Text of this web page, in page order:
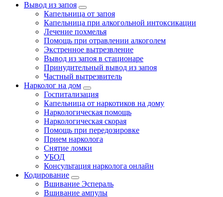
Вывод из запоя
Капельница от запоя
Капельница при алкогольной интоксикации
Лечение похмелья
Помощь при отравлении алкоголем
Экстренное вытрезвление
Вывод из запоя в стационаре
Принудительный вывод из запоя
Частный вытрезвитель
Нарколог на дом
Госпитализация
Капельница от наркотиков на дому
Наркологическая помощь
Наркологическая скорая
Помощь при передозировке
Прием нарколога
Снятие ломки
УБОД
Консультация нарколога онлайн
Кодирование
Вшивание Эспераль
Вшивание ампулы